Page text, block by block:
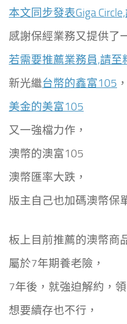
本文同步發表Giga
感謝保經業務又提供了
若需要推薦業務員,請至
新光繼台幣的鑫富105 ，
美金的美富105
又一強檔力作，
澳幣的澳富105
澳幣匯率大跌，
版主自己也加碼澳幣保
板上目前推薦的澳幣商
屬於7年期養老險，
7年後，就強迫解約，領
想要續存也不行，